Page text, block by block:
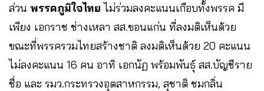
ส่วน พรรคภูมิใจไทย ไม่ร่วมลงคะแนนเกือบทั้งพรรค มี
เพียง เอกราช ช่างเหลา สส.ขอนแก่น ที่ลงมติเห็นด้วย
ขณะที่พรรครวมไทยสร้างชาติ ลงมติเห็นด้วย 20 คะแนน
ไม่ลงคะแนน 16 คน อาทิ เอกนัฏ พร้อมพันธุ์ สส.บัญชีราย
ชื่อ และ รมว.กระทรวงอุตสาหกรรม, สุชาติ ชมกลิ่น